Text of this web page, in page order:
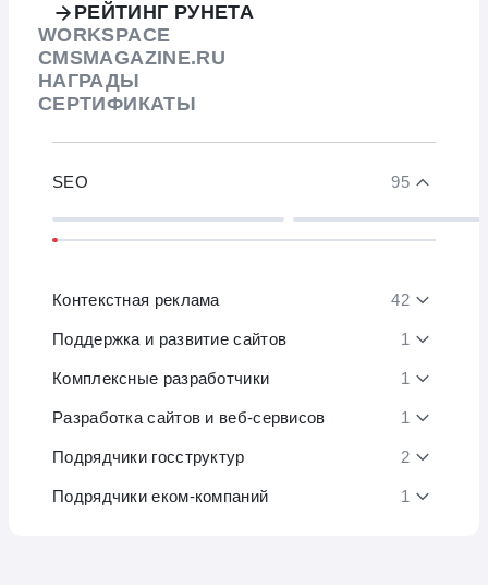
РЕЙТИНГ РУНЕТА
WORKSPACE
CMSMAGAZINE.RU
НАГРАДЫ
СЕРТИФИКАТЫ
SEO 95
Контекстная реклама 42
Поддержка и развитие сайтов 1
Комплексные разработчики 1
Разработка сайтов и веб-сервисов 1
Подрядчики госструктур 2
Подрядчики еком-компаний 1